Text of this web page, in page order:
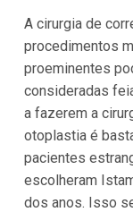
A cirurgia de
procedimentos
proeminentes
consideradas
a fazerem a
otoplastia é
pacientes
escolheram
dos anos. Isso